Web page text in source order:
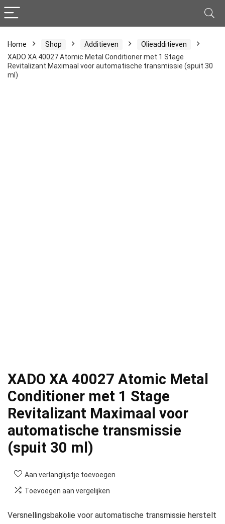
Home Shop Additieven
Olieadditieven
XADO ХА 40027 Atomic Metal Conditioner met 1 Stage
Revitalizant Maximaal voor automatische transmissie (spuit 30
ml)
XADO ХА 40027 Atomic Metal
Conditioner met 1 Stage
Revitalizant Maximaal voor
automatische transmissie
(spuit 30 ml)
Aan verlanglijstje toevoegen
Toevoegen aan vergelijken
Versnellingsbakolie voor automatische transmissie herstelt